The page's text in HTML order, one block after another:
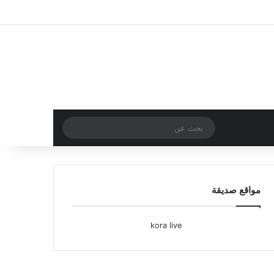
عن
مواقع صديقة
kora live